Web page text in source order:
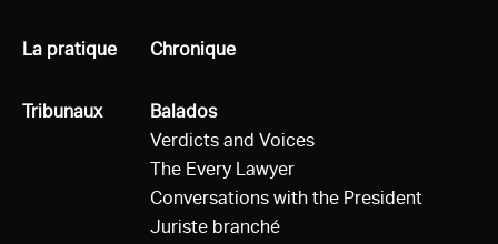
Tous
La pratique
Tous
Tribunaux
Tous
Chronique
Tous
Balados
Verdicts and Voices
The Every Lawyer
Conversations with the President
Juriste branché